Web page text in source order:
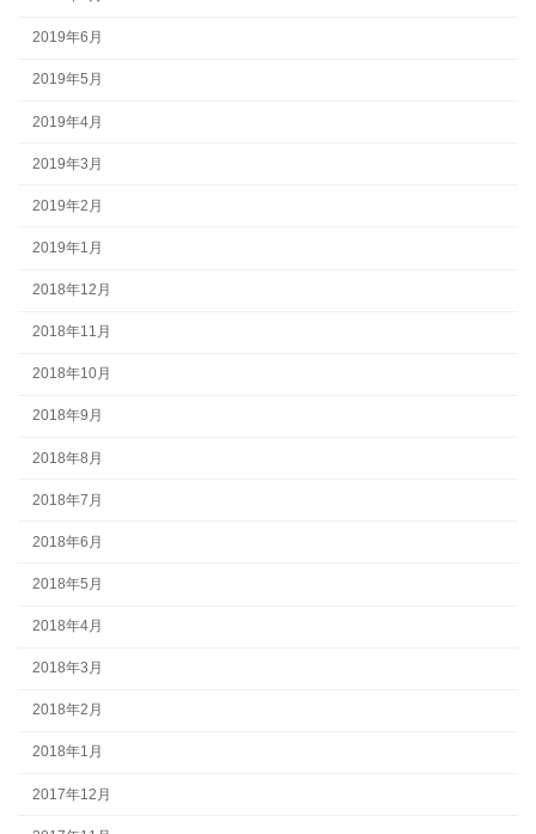
2019年6月
2019年5月
2019年4月
2019年3月
2019年2月
2019年1月
2018年12月
2018年11月
2018年10月
2018年9月
2018年8月
2018年7月
2018年6月
2018年5月
2018年4月
2018年3月
2018年2月
2018年1月
2017年12月